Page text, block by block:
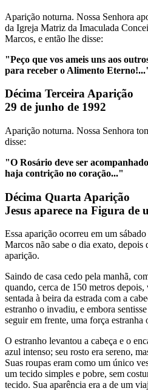
Aparição noturna. Nossa Senhora
da Igreja Matriz da Imaculada
Marcos, e então lhe disse:
"Peço que vos ameis uns aos
para receber o Alimento
Décima Terceira Aparição
29 de junho de 1992
Aparição noturna. Nossa Senhora
disse:
"O Rosário deve ser
haja contrição no coração..."
Décima Quarta Aparição
Jesus aparece na Figura de
Essa aparição ocorreu em um
Marcos não sabe o dia exato, depois
aparição.
Saindo de casa cedo pela manhã,
quando, cerca de 150 metros
sentada à beira da estrada com a
estranho o invadiu, e embora
seguir em frente, uma força estranha
O estranho levantou a cabeça e o
azul intenso; seu rosto era sereno,
Suas roupas eram como um único
um tecido simples e pobre, sem
tecido. Sua aparência era a de um